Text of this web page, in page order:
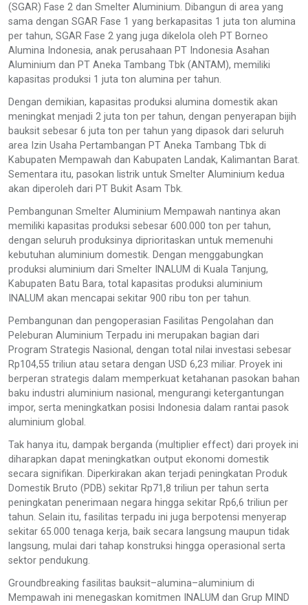
(SGAR) Fase 2 dan Smelter Aluminium. Dibangun di area yang
sama dengan SGAR Fase 1 yang berkapasitas 1 juta ton alumina
per tahun, SGAR Fase 2 yang juga dikelola oleh PT Borneo
Alumina Indonesia, anak perusahaan PT Indonesia Asahan
Aluminium dan PT Aneka Tambang Tbk (ANTAM), memiliki
kapasitas produksi 1 juta ton alumina per tahun.
Dengan demikian, kapasitas produksi alumina domestik akan
meningkat menjadi 2 juta ton per tahun, dengan penyerapan bijih
bauksit sebesar 6 juta ton per tahun yang dipasok dari seluruh
area Izin Usaha Pertambangan PT Aneka Tambang Tbk di
Kabupaten Mempawah dan Kabupaten Landak, Kalimantan Barat.
Sementara itu, pasokan listrik untuk Smelter Aluminium kedua
akan diperoleh dari PT Bukit Asam Tbk.
Pembangunan Smelter Aluminium Mempawah nantinya akan
memiliki kapasitas produksi sebesar 600.000 ton per tahun,
dengan seluruh produksinya diprioritaskan untuk memenuhi
kebutuhan aluminium domestik. Dengan menggabungkan
produksi aluminium dari Smelter INALUM di Kuala Tanjung,
Kabupaten Batu Bara, total kapasitas produksi aluminium
INALUM akan mencapai sekitar 900 ribu ton per tahun.
Pembangunan dan pengoperasian Fasilitas Pengolahan dan
Peleburan Aluminium Terpadu ini merupakan bagian dari
Program Strategis Nasional, dengan total nilai investasi sebesar
Rp104,55 triliun atau setara dengan USD 6,23 miliar. Proyek ini
berperan strategis dalam memperkuat ketahanan pasokan bahan
baku industri aluminium nasional, mengurangi ketergantungan
impor, serta meningkatkan posisi Indonesia dalam rantai pasok
aluminium global.
Tak hanya itu, dampak berganda (multiplier effect) dari proyek ini
diharapkan dapat meningkatkan output ekonomi domestik
secara signifikan. Diperkirakan akan terjadi peningkatan Produk
Domestik Bruto (PDB) sekitar Rp71,8 triliun per tahun serta
peningkatan penerimaan negara hingga sekitar Rp6,6 triliun per
tahun. Selain itu, fasilitas terpadu ini juga berpotensi menyerap
sekitar 65.000 tenaga kerja, baik secara langsung maupun tidak
langsung, mulai dari tahap konstruksi hingga operasional serta
sektor pendukung.
Groundbreaking fasilitas bauksit–alumina–aluminium di
Mempawah ini menegaskan komitmen INALUM dan Grup MIND